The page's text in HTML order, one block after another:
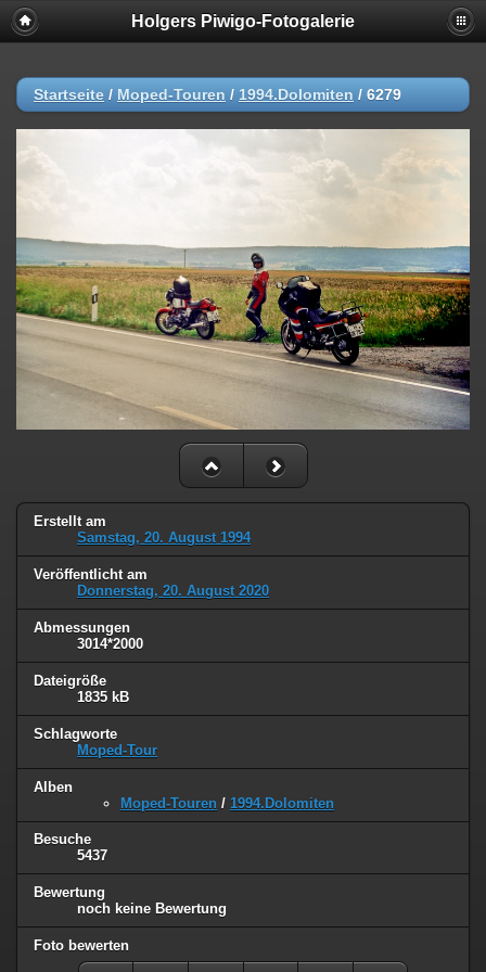
Holgers Piwigo-Fotogalerie
Startseite / Moped-Touren / 1994.Dolomiten / 6279
Erstellt am
Samstag, 20. August 1994
Veröffentlicht am
Donnerstag, 20. August 2020
Abmessungen
3014*2000
Dateigröße
1835 kB
Schlagworte
Moped-Tour
Alben
Moped-Touren / 1994.Dolomiten
Besuche
5437
Bewertung
noch keine Bewertung
Foto bewerten